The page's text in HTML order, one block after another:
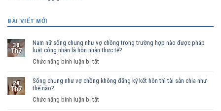
BÀI VIẾT MỚI
30
Th7
Nam nữ sống chung như vợ chồng trong trường hợp nào được pháp
luật công nhận là hôn nhân thực tế?
Chức năng bình luận bị tắt
nữ
29
Th7
Sống chung như vợ chồng không đăng ký kết hôn thì tài sản chia như
thế nào?
Chức năng bình luận bị tắt